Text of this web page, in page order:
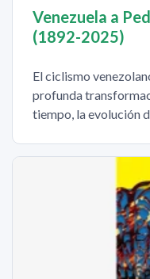
Venezuela a
(1892-2025)
El ciclismo
profunda
tiempo, la evolución